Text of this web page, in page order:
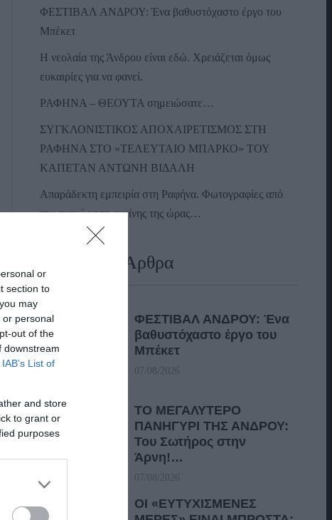
or
section to
may
or personal
out of the
downstream
IAB’s List of
and store
to grant or
purposes
ΦΕΣΤΙΒΑΛ ΑΝΔΡΟΥ: Ένα βαθυστόχαστο έργο του
Μπέκετ
Η νεολαία της Άνδρου είναι εδώ. Χρειάζεται όμως
ευκαιρίες για να φανεί.
ΡΑΦΗΝΑ – ΘΕΟΥΤΑ σημειώσατε…
ΣΥΓΚΛΟΝΙΣΤΙΚΟΣ ΑΠΟΧΑΙΡΕΤΙΣΜΟΣ ΣΤΗ
ΡΑΦΗΝΑ ΣΤΟ «ΤΕΛΕΥΤΑΙΟ ΜΠΑΡΚΟ» ΤΟΥ
ΚΑΠΕΤΑΝ ΑΝΤΩΝΗ ΒΙΔΑΛΗ
Απαράδεκτη εμπειρία στη Ραφήνα. Φωτογραφίες από
την αναχώρηση εκείνης της ώρας…
Πρόσφατα Άρθρα
ΦΕΣΤΙΒΑΛ ΑΝΔΡΟΥ: Ένα
βαθυστόχαστο έργο του
Μπέκετ
07/08/2026
ΤΟ ΜΕΓΑΛΥΤΕΡΟ
ΠΑΝΗΓΥΡΙ ΤΗΣ ΑΝΔΡΟΥ:
Του Σωτήρος στην
Άρνη!…
07/08/2026
ΟΙ «ΕΥΤΥΧΙΣΜΕΝΕΣ